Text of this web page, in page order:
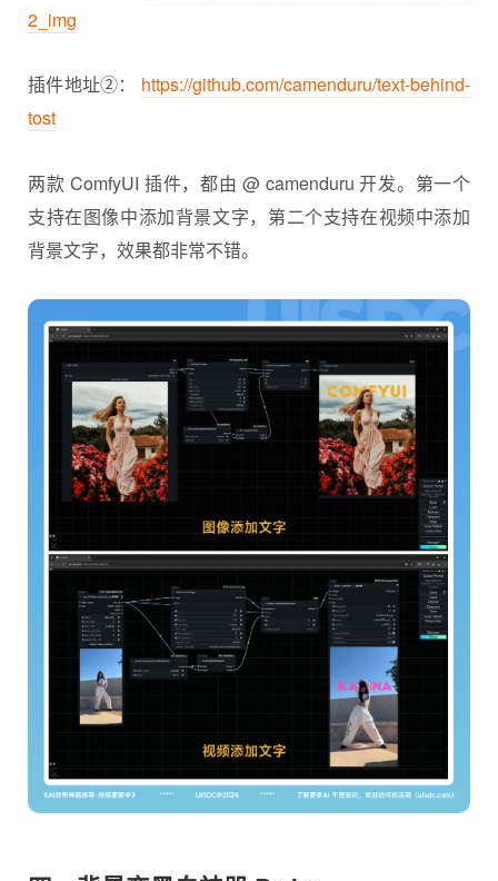
2_img
插件地址②： https://github.com/camenduru/text-behind-
tost
两款 ComfyUI 插件，都由 @ camenduru 开发。第一个
支持在图像中添加背景文字，第二个支持在视频中添加
背景文字，效果都非常不错。